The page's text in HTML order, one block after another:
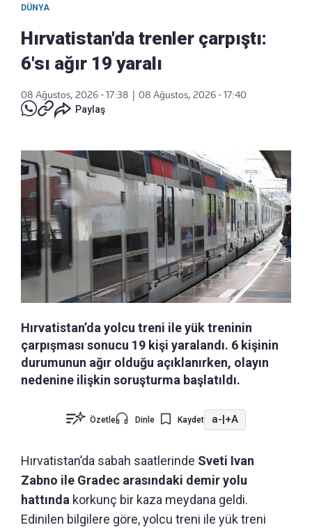
DÜNYA
Hırvatistan'da trenler çarpıştı:
6'sı ağır 19 yaralı
08 Ağustos, 2026 - 17:38
08 Ağustos, 2026 - 17:40
Paylaş
Hırvatistan’da yolcu treni ile yük treninin
çarpışması sonucu 19 kişi yaralandı. 6 kişinin
durumunun ağır olduğu açıklanırken, olayın
nedenine ilişkin soruşturma başlatıldı.
Özetle Dinle Kaydet a-|+A
Hırvatistan’da sabah saatlerinde Sveti Ivan
Zabno ile Gradec arasındaki demir yolu
hattında korkunç bir kaza meydana geldi.
Edinilen bilgilere göre, yolcu treni ile yük treni